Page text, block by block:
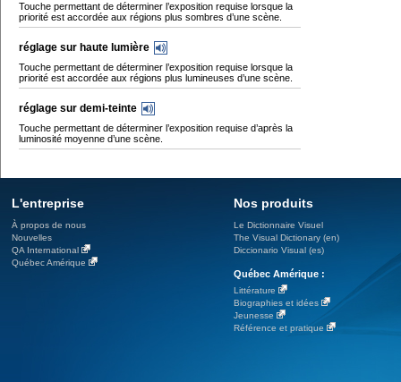
Touche permettant de déterminer l’exposition requise lorsque la
priorité est accordée aux régions plus sombres d’une scène.
réglage sur haute lumière
Touche permettant de déterminer l’exposition requise lorsque la
priorité est accordée aux régions plus lumineuses d’une scène.
réglage sur demi-teinte
Touche permettant de déterminer l’exposition requise d’après la
luminosité moyenne d’une scène.
L'entreprise
À propos de nous
Nouvelles
QA International
Québec Amérique
Nos produits
Le Dictionnaire Visuel
The Visual Dictionary (en)
Diccionario Visual (es)
Québec Amérique :
Littérature
Biographies et idées
Jeunesse
Référence et pratique